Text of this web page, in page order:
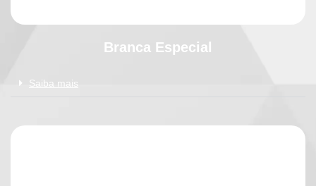
Branca Especial
Saiba mais